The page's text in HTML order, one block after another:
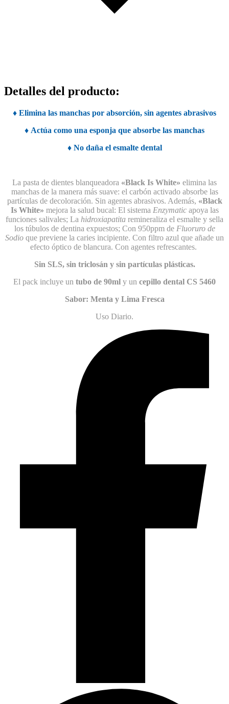
Detalles del producto:
♦ Elimina las manchas por absorción, sin agentes abrasivos
♦ Actúa como una esponja que absorbe las manchas
♦ No daña el esmalte dental
La pasta de dientes blanqueadora «Black Is White» elimina las
manchas de la manera más suave: el carbón activado absorbe las
partículas de decoloración. Sin agentes abrasivos. Además, «Black
Is White» mejora la salud bucal: El sistema Enzymaticapoya las
funciones salivales; La hidroxiapatita remineraliza el esmalte y sella
los túbulos de dentina expuestos; Con 950ppm de Fluoruro de
Sodio que previene la caries incipiente. Con filtro azul que añade un
efecto óptico de blancura. Con agentes refrescantes.
Sin SLS, sin triclosán y sin partículas plásticas.
El pack incluye un tubo de 90ml y un cepillo dental CS 5460
Sabor: Menta y Lima Fresca
Uso Diario.